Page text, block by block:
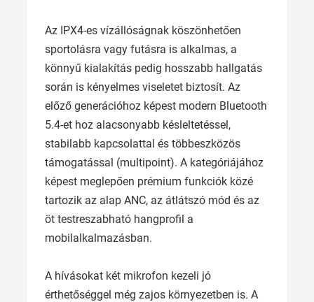
Az IPX4-es vízállóságnak köszönhetően
sportolásra vagy futásra is alkalmas, a
könnyű kialakítás pedig hosszabb hallgatás
során is kényelmes viseletet biztosít. Az
előző generációhoz képest modern Bluetooth
5.4-et hoz alacsonyabb késleltetéssel,
stabilabb kapcsolattal és többeszközös
támogatással (multipoint). A kategóriájához
képest meglepően prémium funkciók közé
tartozik az alap ANC, az átlátszó mód és az
öt testreszabható hangprofil a
mobilalkalmazásban.
A hívásokat két mikrofon kezeli jó
érthetőséggel még zajos környezetben is. A